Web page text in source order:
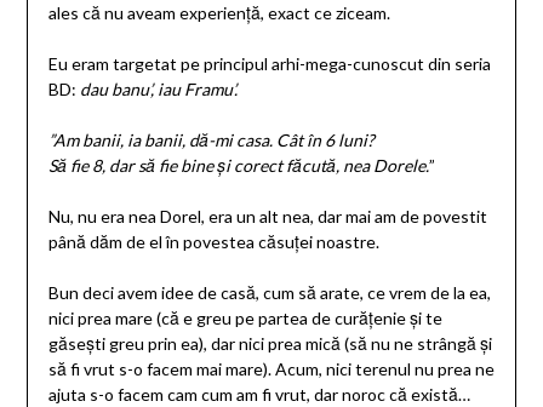
ales că nu aveam experiență, exact ce ziceam.
Eu eram targetat pe principul arhi-mega-cunoscut din seria
BD: dau banu’, iau Framu’.
”Am banii, ia banii, dă-mi casa. Cât în 6 luni?
Să fie 8, dar să fie bine și corect făcută, nea Dorele.”
Nu, nu era nea Dorel, era un alt nea, dar mai am de povestit
până dăm de el în povestea căsuței noastre.
Bun deci avem idee de casă, cum să arate, ce vrem de la ea,
nici prea mare (că e greu pe partea de curățenie și te
găsești greu prin ea), dar nici prea mică (să nu ne strângă și
să fi vrut s-o facem mai mare). Acum, nici terenul nu prea ne
ajuta s-o facem cam cum am fi vrut, dar noroc că există…